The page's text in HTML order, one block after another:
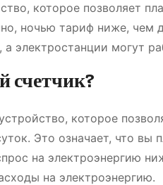
которое позволяет
ночью тариф ниже, чем
электростанции могут
счетчик?
которое
Это означает, что вы
на электроэнергию
на электроэнергию.